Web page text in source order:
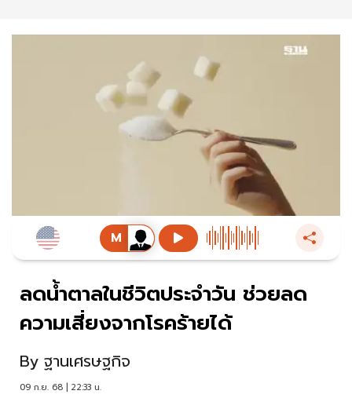
ลดน้ำตาลในชีวิตประจำวัน ช่วยลด
ความเสี่ยงจากโรคร้ายได้
By ฐานเศรษฐกิจ
09 ก.ย. 68 | 22:33 น.